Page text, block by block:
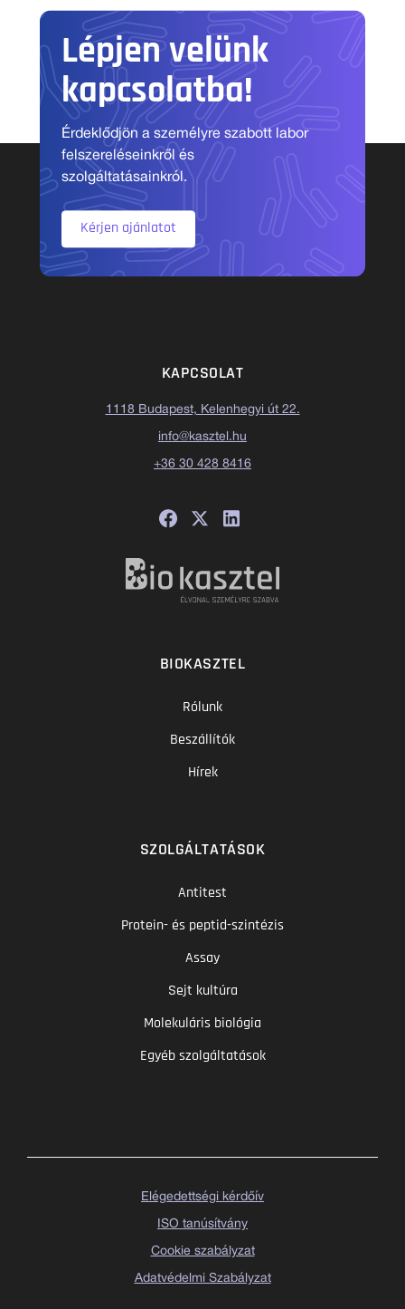
Lépjen velünk
kapcsolatba!
Érdeklődjön a személyre szabott labor
felszereléseinkről és
szolgáltatásainkról.
Kérjen ajánlatot
KAPCSOLAT
1118 Budapest, Kelenhegyi út 22.
info@kasztel.hu
+36 30 428 8416
BIOKASZTEL
Rólunk
Beszállítók
Hírek
SZOLGÁLTATÁSOK
Antitest
Protein- és peptid-szintézis
Assay
Sejt kultúra
Molekuláris biológia
Egyéb szolgáltatások
Elégedettségi kérdőív
ISO tanúsítvány
Cookie szabályzat
Adatvédelmi Szabályzat